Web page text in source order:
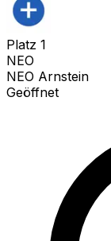
Platz 1
NEO
NEO Arnstein
Geöffnet